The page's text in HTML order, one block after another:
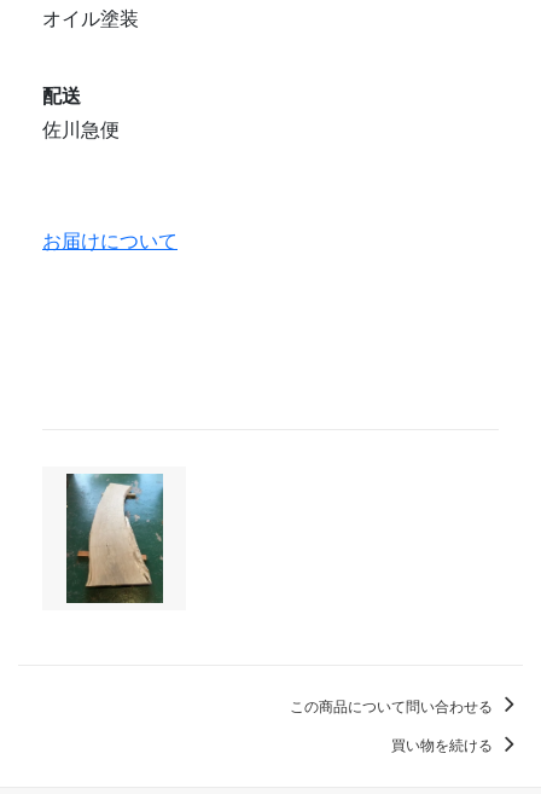
オイル塗装
配送
佐川急便
お届けについて
この商品について問い合わせる
買い物を続ける